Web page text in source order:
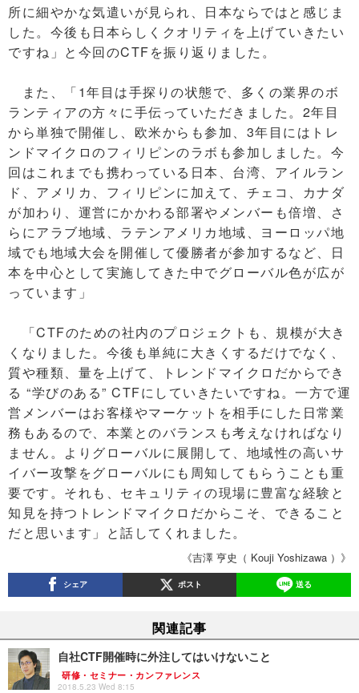
所に細やかな気遣いが見られ、日本ならではと感じま
した。今後も日本らしくクオリティを上げていきたい
ですね」と今回のCTFを振り返りました。
また、「1年目は手探りの状態で、多くの業界のボ
ランティアの方々に手伝っていただきました。2年目
から単独で開催し、欧米からも参加、3年目にはトレ
ンドマイクロのフィリピンのラボも参加しました。今
回はこれまでも携わっている日本、台湾、アイルラン
ド、アメリカ、フィリピンに加えて、チェコ、カナダ
が加わり、運営にかかわる部署やメンバーも倍増、さ
らにアラブ地域、ラテンアメリカ地域、ヨーロッパ地
域でも地域大会を開催して優勝者が参加するなど、日
本を中心として実施してきた中でグローバル色が広が
っています」
「CTFのための社内のプロジェクトも、規模が大き
くなりました。今後も単純に大きくするだけでなく、
質や種類、量を上げて、トレンドマイクロだからでき
る “学びのある” CTFにしていきたいですね。一方で運
営メンバーはお客様やマーケットを相手にした日常業
務もあるので、本業とのバランスも考えなければなり
ません。よりグローバルに展開して、地域性の高いサ
イバー攻撃をグローバルにも周知してもらうことも重
要です。それも、セキュリティの現場に豊富な経験と
知見を持つトレンドマイクロだからこそ、できること
だと思います」と話してくれました。
《吉澤 亨史（ Kouji Yoshizawa ）》
シェア ポスト 送る
関連記事
自社CTF開催時に外注してはいけないこと
研修・セミナー・カンファレンス
2018.5.23 Wed 8:15